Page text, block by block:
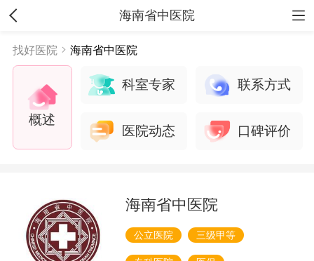
海南省中医院
找好医院 海南省中医院
概述
科室专家 联系方式
医院动态 口碑评价
海南省中医院
公立医院 三级甲等